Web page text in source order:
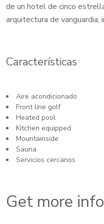
de un hotel de cinco
arquitectura de vanguardia,
Características
Aire acondicionado
Front line golf
Heated pool
Kitchen equipped
Mountainside
Sauna
Servicios cercanos
Get more info